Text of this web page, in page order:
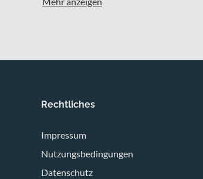
Rechtliches
Impressum
Nutzungsbedingungen
Datenschutz